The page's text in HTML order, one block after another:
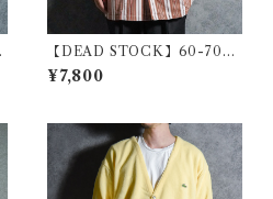
【DEAD STOCK】60-70s
Polish Army Stripe Open-c
ollar Shirts Brown ポーラン
¥7,800